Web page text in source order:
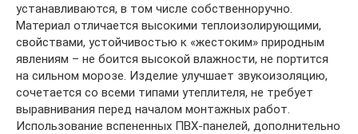
устанавливаются, в том числе собственноручно.
Материал отличается высокими теплоизолирующими,
свойствами, устойчивостью к «жестоким» природным
явлениям – не боится высокой влажности, не портится
на сильном морозе. Изделие улучшает звукоизоляцию,
сочетается со всеми типами утеплителя, не требует
выравнивания перед началом монтажных работ.
Использование вспененных ПВХ-панелей, дополнительно